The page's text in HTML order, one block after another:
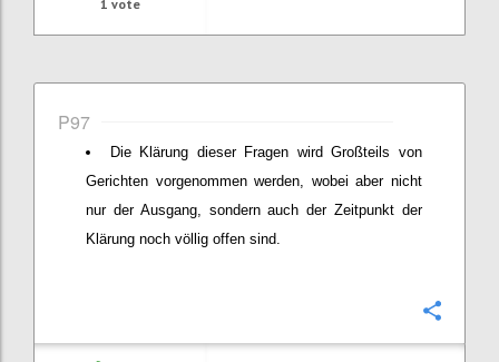
1 vote
P97
Die Klärung dieser Fragen wird Großteils von
Gerichten vorgenommen werden, wobei aber nicht
nur der Ausgang, sondern auch der Zeitpunkt der
Klärung noch völlig offen sind.